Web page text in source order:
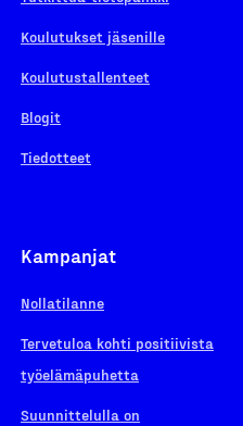
Koulutukset jäsenille
Koulutustallenteet
Blogit
Tiedotteet
Kampanjat
Nollatilanne
Tervetuloa kohti positiivista
työelämäpuhetta
Suunnittelulla on